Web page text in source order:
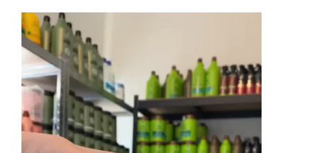
Reproductor
de
vídeo